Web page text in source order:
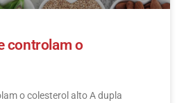
controlam o
o colesterol alto​ A dupla